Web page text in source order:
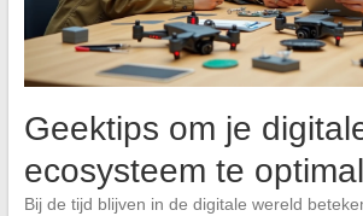
Geektips om je
ecosysteem te
Bij de tijd blijven in de digitale wereld